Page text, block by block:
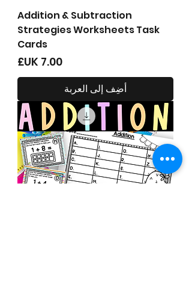
Addition & Subtraction
Strategies Worksheets Task
Cards
السعر
أضِف إلى العربة